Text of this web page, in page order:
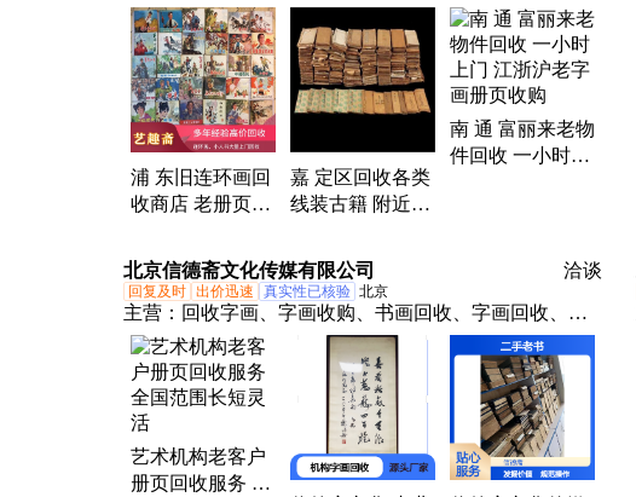
银元、老铜钱、老玉器、老铜器、老银器、老画册宣传
画、老砚台旧墨、老图章印章、老家具、老钟表、老像
章徵章、旧邮票信扎、旧字画扇子、文房四宝、旧紫砂
花盆茶壶、旧笔筒、红木家具、柚木家具、榉木家具、
铜香炉手炉
浦 东旧连环画回
收商店 老册页医
购事宜
嘉 定区回收各类
线装古籍 附近收
册页
南 通 富丽来老物
件回收 一小时上
北京信德斋文化传媒有限公司 洽谈
回复及时 出价迅速 真实性已核验 北京
主营： 回收字画、字画收购、书画回收、字画回收、字
画交易、收购字画、北京字画、购买字画、字画购买、
名画收购
艺术机构老客户
册页回收服务 全